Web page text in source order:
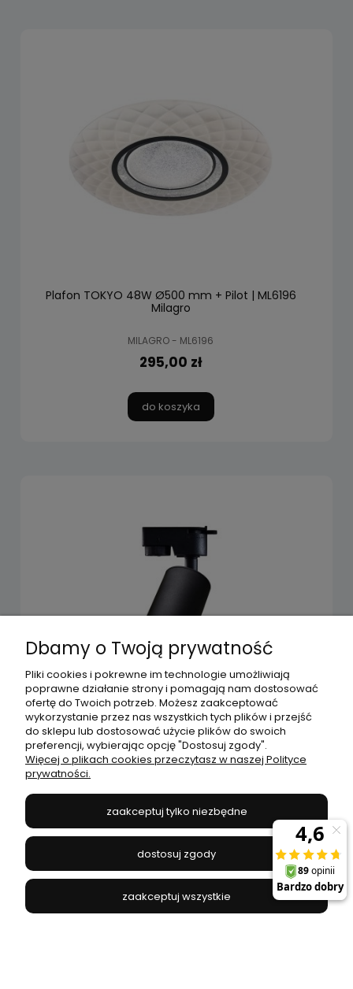
Plafon TOKYO 48W Ø500 mm + Pilot | ML6196
Milagro
MILAGRO - ML6196
295,00 zł
do koszyka
Reflektor MICA BLACK ZOOM track light 1xGU10 1
fazowy | ML7369 Milagro
39,00 zł
do koszyka
Dbamy o Twoją prywatność
Pliki cookies i pokrewne im technologie umożliwiają
poprawne działanie strony i pomagają nam dostosować
ofertę do Twoich potrzeb. Możesz zaakceptować
wykorzystanie przez nas wszystkich tych plików i przejść
do sklepu lub dostosować użycie plików do swoich
preferencji, wybierając opcję "Dostosuj zgody".
Więcej o plikach cookies przeczytasz w naszej Polityce
prywatności.
zaakceptuj tylko niezbędne
dostosuj zgody
zaakceptuj wszystkie